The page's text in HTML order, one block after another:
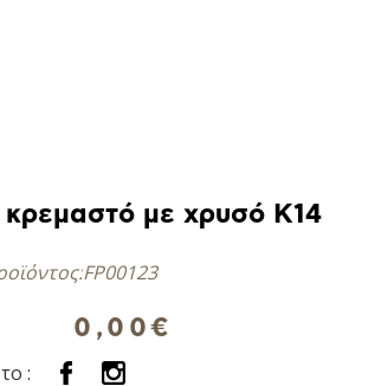
κρεμαστό με χρυσό Κ14
FP00123
0,00€
: